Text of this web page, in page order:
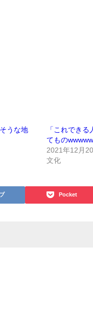
うな地
「これでき
てもの
2021年12月
文化
Pocket